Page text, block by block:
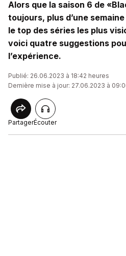
Alors que la saison 6 de
toujours, plus d’une
le top des séries les plus
voici quatre suggestions
l’expérience.
Publié: 26.06.2023 à 18:42 heures
Dernière mise à jour: 27.06.2023 à
PartagerÉcouter